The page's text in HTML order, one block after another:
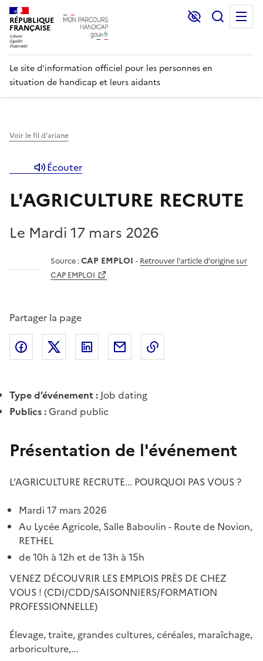
RÉPUBLIQUE
FRANÇAISE
Lecture et
Le site d'information officiel pour les personnes en
situation de handicap et leurs aidants
Voir le fil d'ariane
Écouter
L'AGRICULTURE RECRUTE
Le Mardi 17 mars 2026
Source :CAP EMPLOI - Retrouver l'article d'origine sur
CAP EMPLOI
Partager la page
Partager l'article surFacebook
Partager l'article sur X (anciennement
Partager l'article sur
Partager l'article par courriel
Type d’événement : Job dating
Publics :Grand public
Présentation de l'événement
L’AGRICULTURE RECRUTE... POURQUOI PAS VOUS ?
Mardi 17 mars 2026
Au Lycée Agricole, Salle Baboulin - Route de Novion,
RETHEL
de 10h à 12h et de 13h à 15h
VENEZ DÉCOUVRIR LES EMPLOIS PRÈS DE CHEZ
VOUS ! (CDI/CDD/SAISONNIERS/FORMATION
PROFESSIONNELLE)
Élevage, traite, grandes cultures, céréales, maraîchage,
arboriculture,...